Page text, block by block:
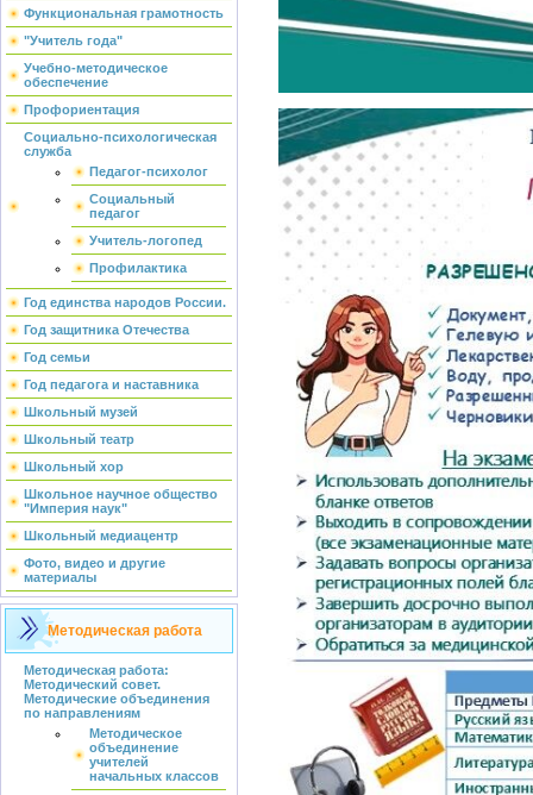
Функциональная грамотность
"Учитель года"
Учебно-методическое
обеспечение
Профориентация
Социально-психологическая
служба
Педагог-психолог
Социальный
педагог
Учитель-логопед
Профилактика
Год единства народов России.
Год защитника Отечества
Год семьи
Год педагога и наставника
Школьный музей
Школьный театр
Школьный хор
Школьное научное общество
"Империя наук"
Школьный медиацентр
Фото, видео и другие
материалы
Методическая работа
Методическая работа:
Методический совет.
Методические объединения
по направлениям
Методическое
объединение
учителей
начальных классов